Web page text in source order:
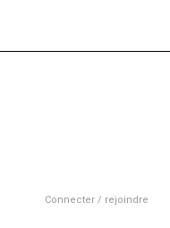
Connecter / rejoindre